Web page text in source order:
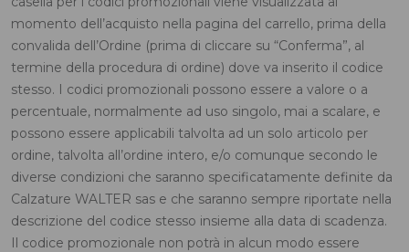
momento dell’acquisto nella pagina del carrello, prima della
convalida dell’Ordine (prima di cliccare su “Conferma”, al
termine della procedura di ordine) dove va inserito il codice
stesso. I codici promozionali possono essere a valore o a
percentuale, normalmente ad uso singolo, mai a scalare, e
possono essere applicabili talvolta ad un solo articolo per
ordine, talvolta all’ordine intero, e/o comunque secondo le
diverse condizioni che saranno specificatamente definite da
Calzature WALTER sas e che saranno sempre riportate nella
descrizione del codice stesso insieme alla data di scadenza.
Il codice promozionale non potrà in alcun modo essere